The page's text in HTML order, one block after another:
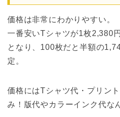
価格は非常にわかりやすい。
一番安いTシャツが1枚2,380
となり、100枚だと半額の
定。
価格にはTシャツ代・プリン
み！版代やカラーインク代な